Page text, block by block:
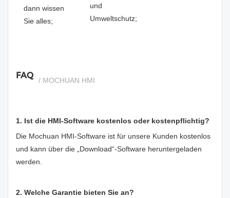
dann wissen
Sie alles;
und
Umweltschutz;
FAQ / MOCHUAN HMI
1. Ist die HMI-Software kostenlos oder kostenpflichtig?
Die Mochuan HMI-Software ist für unsere Kunden kostenlos
und kann über die „Download“-Software heruntergeladen
werden.
2. Welche Garantie bieten Sie an?